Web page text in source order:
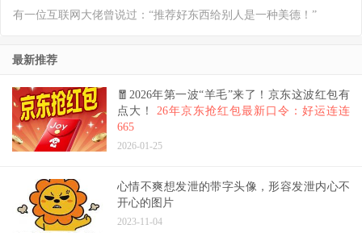
有一位互联网大佬曾说过：“推荐好东西给别人是一种美德！”
最新推荐
🧧2026年第一波“羊毛”来了！京东这波红包有
点大！ 26年京东抢红包最新口令：好运连连
665
2026-01-25
心情不爽想发泄的带字头像，形容发泄内心不
开心的图片
2023-11-04